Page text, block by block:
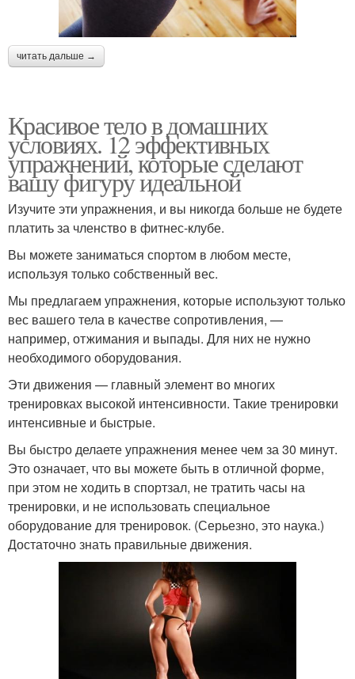
читать дальше →
Красивое тело в домашних
условиях. 12 эффективных
упражнений, которые сделают
вашу фигуру идеальной
Изучите эти упражнения, и вы никогда больше не будете
платить за членство в фитнес-клубе.
Вы можете заниматься спортом в любом месте,
используя только собственный вес.
Мы предлагаем упражнения, которые используют только
вес вашего тела в качестве сопротивления, —
например, отжимания и выпады. Для них не нужно
необходимого оборудования.
Эти движения — главный элемент во многих
тренировках высокой интенсивности. Такие тренировки
интенсивные и быстрые.
Вы быстро делаете упражнения менее чем за 30 минут.
Это означает, что вы можете быть в отличной форме,
при этом не ходить в спортзал, не тратить часы на
тренировки, и не использовать специальное
оборудование для тренировок. (Серьезно, это наука.)
Достаточно знать правильные движения.